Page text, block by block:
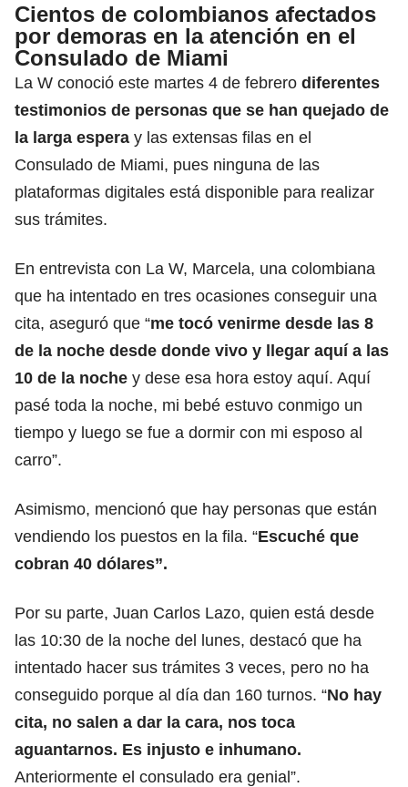
Cientos de colombianos afectados
por demoras en la atención en el
Consulado de Miami
La W conoció este martes 4 de febrero diferentes
testimonios de personas que se han quejado de
la larga espera y las extensas filas en el
Consulado de Miami, pues ninguna de las
plataformas digitales está disponible para realizar
sus trámites.
En entrevista con La W, Marcela, una colombiana
que ha intentado en tres ocasiones conseguir una
cita, aseguró que “me tocó venirme desde las 8
de la noche desde donde vivo y llegar aquí a las
10 de la noche y dese esa hora estoy aquí. Aquí
pasé toda la noche, mi bebé estuvo conmigo un
tiempo y luego se fue a dormir con mi esposo al
carro”.
Asimismo, mencionó que hay personas que están
vendiendo los puestos en la fila. “Escuché que
cobran 40 dólares”.
Por su parte, Juan Carlos Lazo, quien está desde
las 10:30 de la noche del lunes, destacó que ha
intentado hacer sus trámites 3 veces, pero no ha
conseguido porque al día dan 160 turnos. “No hay
cita, no salen a dar la cara, nos toca
aguantarnos. Es injusto e inhumano.
Anteriormente el consulado era genial”.